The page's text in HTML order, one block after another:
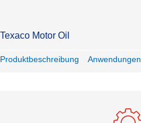
Texaco Motor Oil
Produktbeschreibung Anwendungen